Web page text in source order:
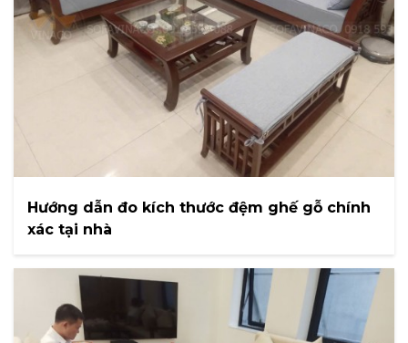
Hướng dẫn đo kích thước đệm ghế gỗ chính
xác tại nhà